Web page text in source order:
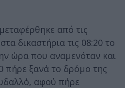
από τις
δικαστήρια τις 08:20 το
ώρα που αναμενόταν και
πήρε ξανά το δρόμο της
αφού πήρε